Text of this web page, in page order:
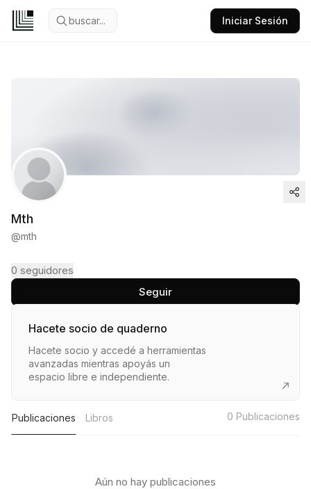
buscar... Iniciar Sesión
Mth
@mth
0 seguidores
Seguir
Hacete socio de quaderno
Hacete socio y accedé a herramientas
avanzadas mientras apoyás un
espacio libre e independiente.
Publicaciones Libros 0 Publicaciones
Aún no hay publicaciones